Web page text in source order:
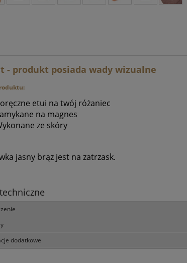
- produkt posiada wady wizualne
etui na twój różaniec
na magnes
ze skóry
jasny brąz jest na zatrzask.
dodatkowe